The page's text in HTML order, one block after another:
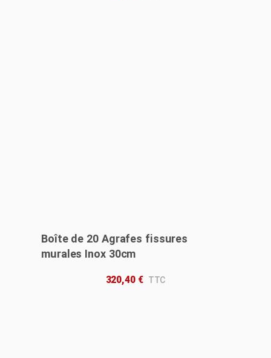
Boîte de 20 Agrafes fissures
murales Inox 30cm
320,40 €